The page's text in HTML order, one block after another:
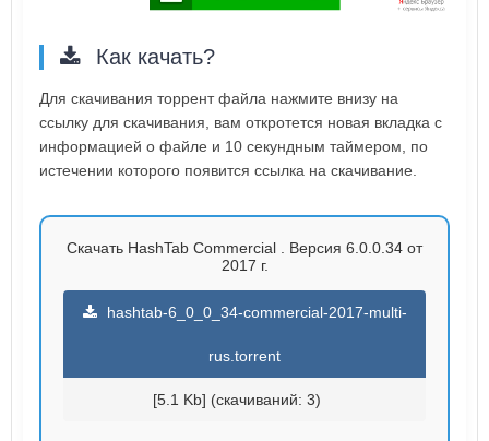
Как качать?
Для скачивания торрент файла нажмите внизу на
ссылку для скачивания, вам откротется новая вкладка с
информацией о файле и 10 секундным таймером, по
истечении которого появится ссылка на скачивание.
Скачать HashTab Commercial . Версия 6.0.0.34 от
2017 г.
hashtab-6_0_0_34-commercial-2017-multi-
rus.torrent
[5.1 Kb] (cкачиваний: 3)